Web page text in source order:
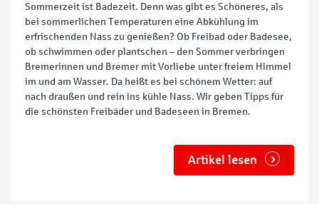
Sommerzeit ist Badezeit. Denn was gibt es Schöneres, als
bei sommerlichen Temperaturen eine Abkühlung im
erfrischenden Nass zu genießen? Ob Freibad oder Badesee,
ob schwimmen oder plantschen – den Sommer verbringen
Bremerinnen und Bremer mit Vorliebe unter freiem Himmel
im und am Wasser. Da heißt es bei schönem Wetter: auf
nach draußen und rein ins kühle Nass. Wir geben Tipps für
die schönsten Freibäder und Badeseen in Bremen.
Artikel lesen